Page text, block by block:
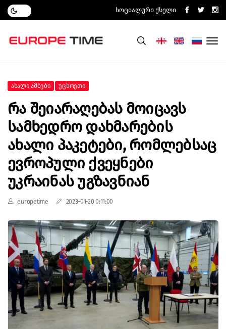
Სოციალური Ქსელი
Ახალი Ამბები Უცხოეთი
Რა Შეიარაღებას Მოიცავს
Სამხედრო Დახმარების
Ახალი Პაკეტები, Რომლებსაც
Ევროპული Ქვეყნები
Უკრაინას Უგზავნიან
europetime 2023-01-20 0:11:00